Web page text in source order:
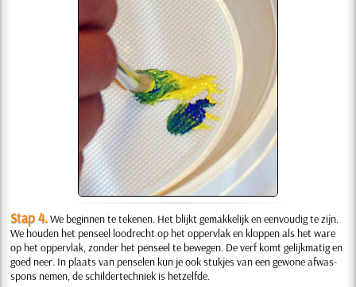
Stap 4.We beginnen te tekenen. Het blijkt gemakkelijk en eenvoudig te zijn.
We houden het penseel loodrecht op het oppervlak en kloppen als het ware
op het oppervlak, zonder het penseel te bewegen. De verf komt gelijkmatig en
goed neer. In plaats van penselen kun je ook stukjes van een gewone afwas-
spons nemen, de schildertechniek is hetzelfde.